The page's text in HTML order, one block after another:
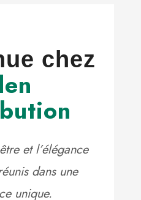
chez
et l’élégance
dans une
unique.